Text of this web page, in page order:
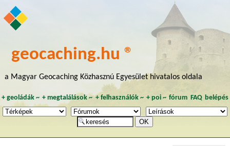
geocaching.hu ®
a Magyar Geocaching Közhasznú Egyesület hivatalos oldala
+ geoládák~ +megtalálások~ + felhasználók~ + poi~ fórum FAQ belépés